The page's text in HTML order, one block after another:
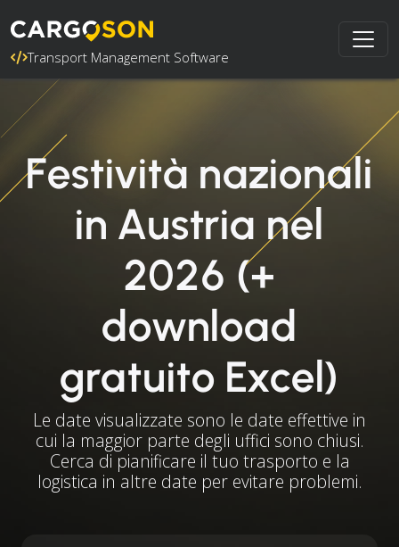
Transport Management Software
Festività nazionali
in Austria nel
2026 (+
download
gratuito Excel)
Le date visualizzate sono le date effettive in
cui la maggior parte degli uffici sono chiusi.
Cerca di pianificare il tuo trasporto e la
logistica in altre date per evitare problemi.